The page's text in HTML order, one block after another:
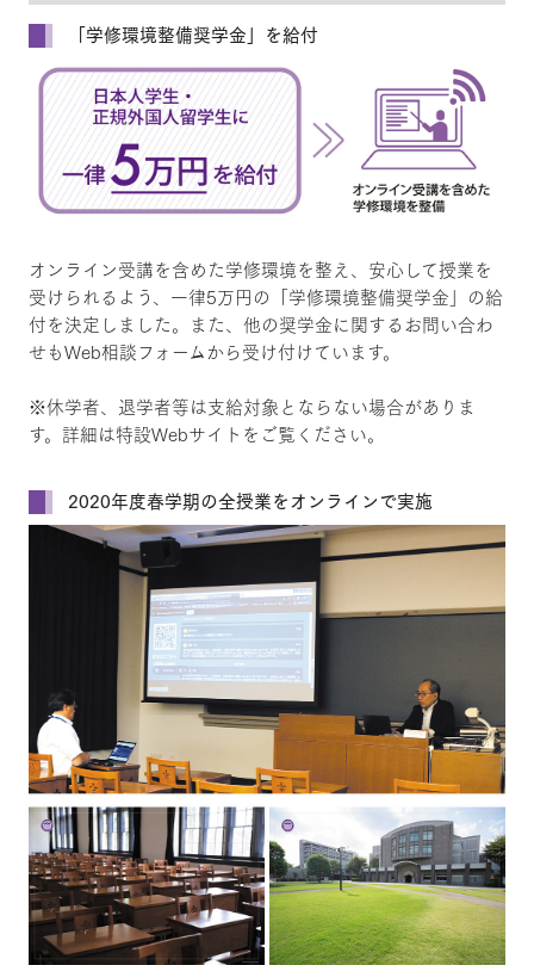
「学修環境整備奨学金」を給付
オンライン受講を含めた学修環境を整え、安心して授業を
受けられるよう、一律5万円の「学修環境整備奨学金」の給
付を決定しました。また、他の奨学金に関するお問い合わ
せもWeb相談フォームから受け付けています。
※休学者、退学者等は支給対象とならない場合がありま
す。詳細は特設Webサイトをご覧ください。
2020年度春学期の全授業をオンラインで実施